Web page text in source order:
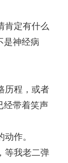
肯定有什么
是神经病
历程，或者
经带着笑声
作。
等我老二弹